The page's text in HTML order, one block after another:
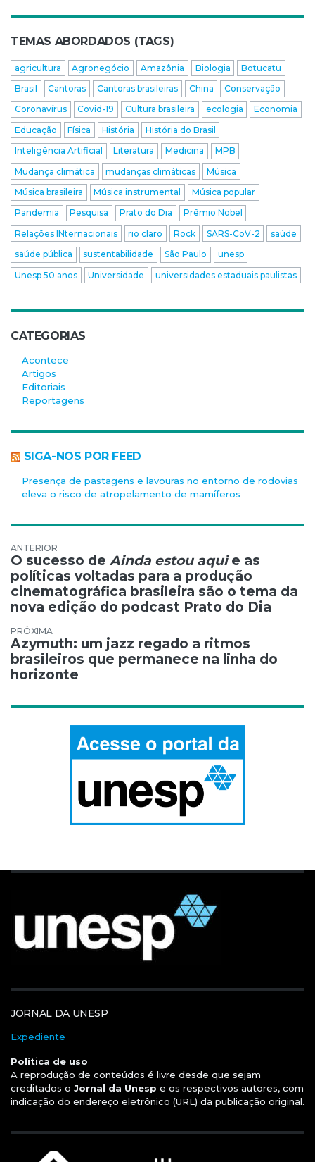
TEMAS ABORDADOS (TAGS)
agricultura Agronegócio Amazônia Biologia
Botucatu
Brasil
Cantoras Cantoras brasileiras China
Conservação
Coronavírus
Covid-19 Cultura brasileira ecologia
Economia
Educação
Física História
História do Brasil
Inteligência Artificial
Literatura Medicina
MPB
Mudança climática
mudanças climáticas
Música
Música brasileira
Música instrumental
Música popular
Pandemia
Pesquisa Prato do Dia
Prêmio Nobel
Relações INternacionais
rio claro Rock SARS-CoV-2
saúde
saúde pública
sustentabilidade São Paulo
unesp
Unesp 50 anos
Universidade universidades estaduais paulistas
CATEGORIAS
Acontece
Artigos
Editoriais
Reportagens
SIGA-NOS POR FEED
Presença de pastagens e lavouras no entorno de rodovias
eleva o risco de atropelamento de mamíferos
Navegação de Post
O sucesso de Ainda estou aquie as
políticas voltadas para a produção
cinematográfica brasileira são o tema da
nova edição do podcast Prato do Dia
Azymuth: um jazz regado a ritmos
brasileiros que permanece na linha do
horizonte
JORNAL DA UNESP
Expediente
Política de uso
A reprodução de conteúdos é livre desde que sejam
creditados o Jornal da Unesp e os respectivos autores, com
indicação do endereço eletrônico (URL) da publicação original.